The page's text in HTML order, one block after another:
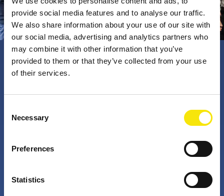
provide social media features and to analyse our traffic.
We also share information about your use of our site with
our social media, advertising and analytics partners who
may combine it with other information that you’ve
provided to them or that they’ve collected from your use
of their services.
Selection
Necessary
Preferences
Statistics
PNO Innovation
impatto concreto. Insieme a te, i nostri professionisti
che fanno gli innovatori: cercano costantemente
soluzioni migliori per risolvere i problemi. Il mondo di